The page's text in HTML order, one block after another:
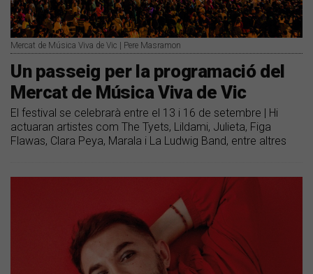
Mercat de Música Viva de Vic | Pere Masramon
Un passeig per la programació del
Mercat de Música Viva de Vic
El festival se celebrarà entre el 13 i 16 de setembre | Hi
actuaran artistes com The Tyets, Lildami, Julieta, Figa
Flawas, Clara Peya, Marala i La Ludwig Band, entre altres